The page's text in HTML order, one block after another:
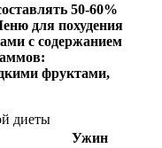
50-60%
для похудения
с содержанием
фруктами,
диеты
Ужин